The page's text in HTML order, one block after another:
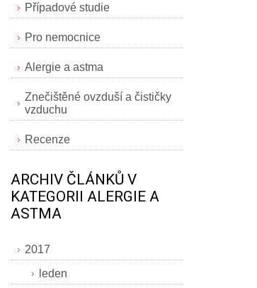
Případové studie
Pro nemocnice
Alergie a astma
Znečištěné ovzduší a čističky
vzduchu
Recenze
ARCHIV ČLÁNKŮ V
KATEGORII ALERGIE A
ASTMA
2017
leden